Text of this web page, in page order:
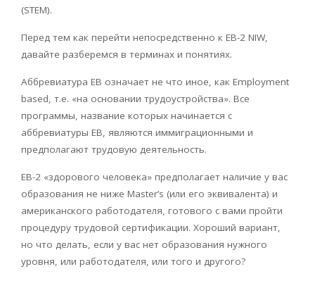
(STEM).
Перед тем как перейти непосредственно к EB-2 NIW,
давайте разберемся в терминах и понятиях.
Аббревиатура EB означает не что иное, как Employment
based, т.е. «на основании трудоустройства». Все
программы, название которых начинается с
аббревиатуры EB, являются иммиграционными и
предполагают трудовую деятельность.
ЕВ-2 «здорового человека» предполагает наличие у вас
образования не ниже Master’s (или его эквивалента) и
американского работодателя, готового с вами пройти
процедуру трудовой сертификации. Хороший вариант,
но что делать, если у вас нет образования нужного
уровня, или работодателя, или того и другого?